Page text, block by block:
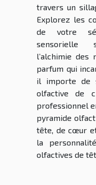
travers un
Explorez les
de votre
sensorielle
l’alchimie des
parfum qui
il importe de
olfactive de
professionnel
pyramide
tête, de cœur
la
olfactives de